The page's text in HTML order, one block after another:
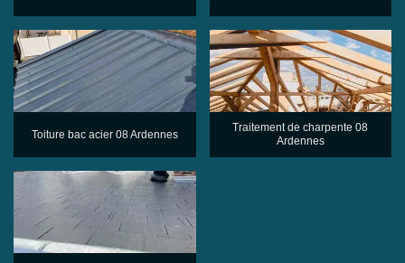
Toiture bac acier 08 Ardennes
Traitement de charpente 08
Ardennes